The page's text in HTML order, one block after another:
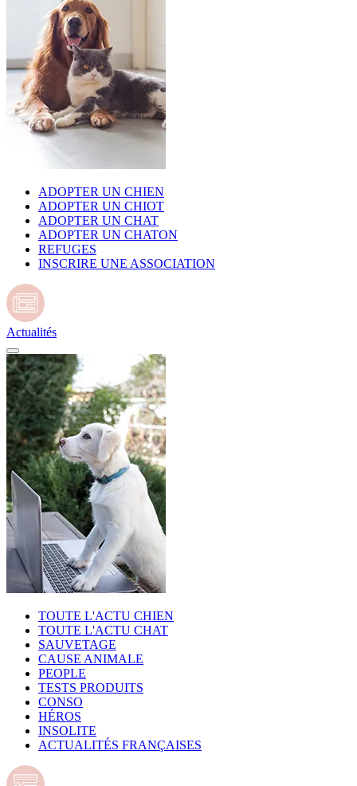
ADOPTER UN CHIEN
ADOPTER UN CHIOT
ADOPTER UN CHAT
ADOPTER UN CHATON
REFUGES
INSCRIRE UNE ASSOCIATION
Actualités
TOUTE L'ACTU CHIEN
TOUTE L'ACTU CHAT
SAUVETAGE
CAUSE ANIMALE
PEOPLE
TESTS PRODUITS
CONSO
HÉROS
INSOLITE
ACTUALITÉS FRANÇAISES